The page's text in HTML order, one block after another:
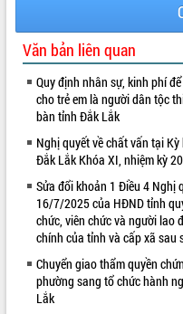
Loading the player...
Bí thư Tỉnh ủy Lương Nguyễn Minh
Triết thăm, tặng quà người có công với
cách mạng
Rà soát, hoàn thiện hệ thống thiết chế
Văn bản liên quan
Quy định nhân sự, kinh phí
cho trẻ em là người dân tộc
bàn tỉnh Đắk Lắk
Nghị quyết về chất vấn tại
Đắk Lắk Khóa XI, nhiệm kỳ
Sửa đổi khoản 1 Điều 4 Nghị
16/7/2025 của HĐND tỉnh
chức, viên chức và người lao
chính của tỉnh và cấp xã sau
Chuyển giao thẩm quyền
phường sang tổ chức hành
Lắk